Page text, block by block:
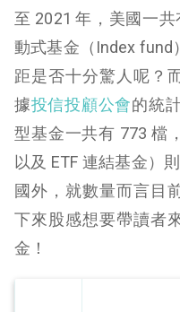
至 2021 年，美國一
動式基金（Index fund
距是否十分驚人呢？
據投信投顧公會的統
型基金一共有 773 檔
以及 ETF 連結基金）
國外，就數量而言目
下來股感想要帶讀者
金！